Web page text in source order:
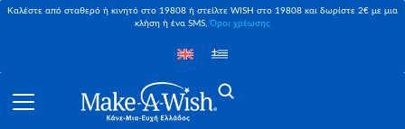
Καλέστε από σταθερό ή κινητό στο 19808 ή στείλτε WISH στο 19808 και δωρίστε 2€ με μια
κλήση ή ένα SMS,Όροι χρέωσης